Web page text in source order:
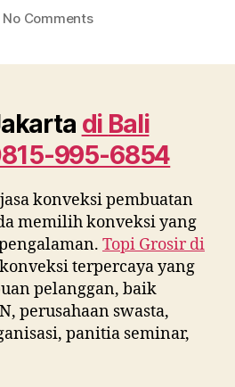
No Commentson
Bali
Mester
WA
995
6854
di Bali
995-6854
konveksi pembuatan
memilih konveksi yang
Topi Grosir di
terpercaya yang
pelanggan, baik
perusahaan swasta,
panitia seminar,